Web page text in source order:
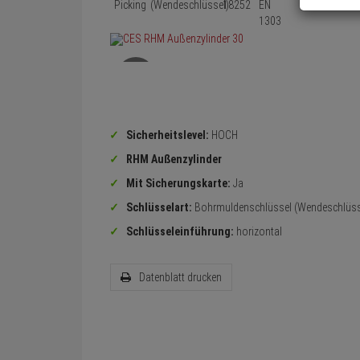
Sicherheitslevel: HOCH
RHM Außenzylinder
Mit Sicherungskarte: Ja
Schlüsselart: Bohrmuldenschlüssel
Schlüsseleinführung: horizontal
Datenblatt drucken